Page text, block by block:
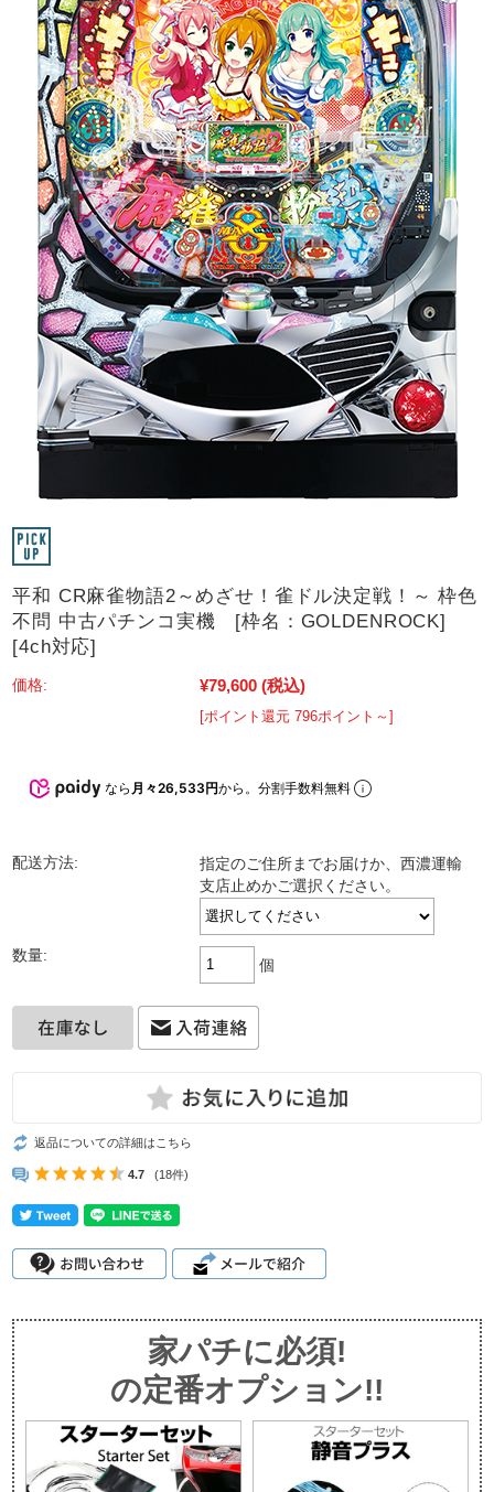
平和 CR麻雀物語2～めざせ！雀ドル決定戦！～ 枠色
不問 中古パチンコ実機 [枠名：GOLDENROCK]
[4ch対応]
価格: ¥79,600 (税込)
[ポイント還元 796ポイント～]
なら 月々26,533円から。分割手数料無料
配送方法:
指定のご住所までお届けか、西濃運輸
支店止めかご選択ください。
数量:
個
返品についての詳細はこちら
4.7 (18件)
家パチに必須!
の定番オプション!!